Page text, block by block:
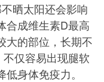
晒太阳还会影响
合成维生素D最高
大的部位，长期不
仅容易出现腿软
身体免疫力。